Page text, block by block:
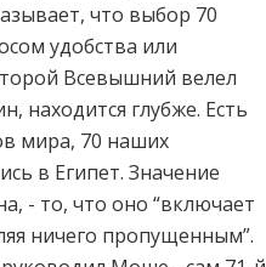
что выбор 70
удобства или
Всевышний велел
находится глубже. Есть
мира, 70 наших
в Египет. Значение
- то, что оно “включает
ничего пропущенным”.